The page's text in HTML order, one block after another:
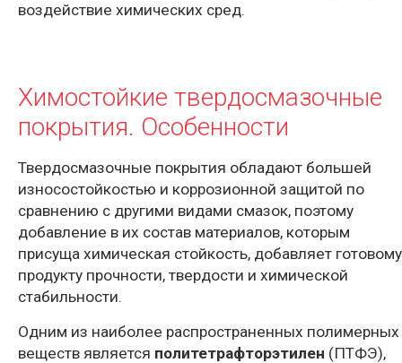
воздействие химических сред.
Химостойкие твердосмазочные
покрытия. Особенности
Твердосмазочные покрытия обладают большей
износостойкостью и коррозионной защитой по
сравнению с другими видами смазок, поэтому
добавление в их состав материалов, которым
присуща химическая стойкость, добавляет готовому
продукту прочности, твердости и химической
стабильности.
Одним из наиболее распространенных полимерных
веществ является политетрафторэтилен (ПТФЭ),